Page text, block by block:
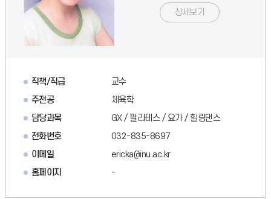
상세보기
직책/직급
교수
주전공
체육학
담당과목
GX / 필라테스 / 요가 / 힐링댄스
전화번호
032-835-8697
이메일
ericka@inu.ac.kr
홈페이지
-